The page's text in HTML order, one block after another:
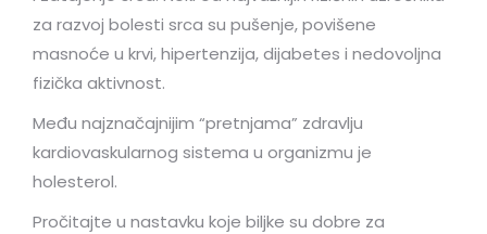
za razvoj bolesti srca su pušenje, povišene
masnoće u krvi, hipertenzija, dijabetes i nedovoljna
fizička aktivnost.
Među najznačajnijim “pretnjama” zdravlju
kardiovaskularnog sistema u organizmu je
holesterol.
Pročitajte u nastavku koje biljke su dobre za